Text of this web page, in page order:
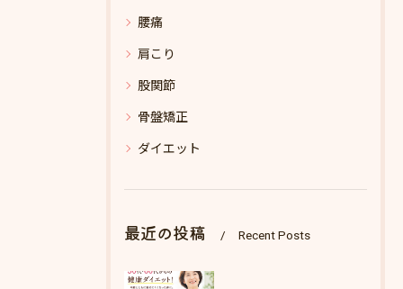
腰痛
肩こり
股関節
骨盤矯正
ダイエット
最近の投稿 Recent Posts